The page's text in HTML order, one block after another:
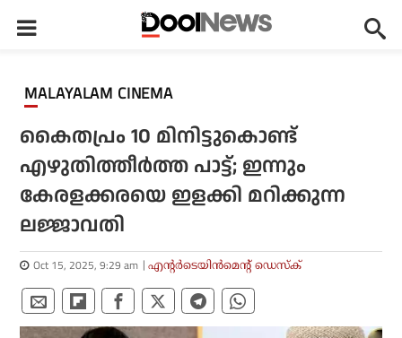
MALAYALAM CINEMA
കൈതപ്രം 10 മിനിട്ടുകൊണ്ട്
എഴുതിത്തീർത്ത പാട്ട്; ഇന്നും
കേരളക്കരയെ ഇളക്കി മറിക്കുന്ന
ലജ്ജാവതി
Oct 15, 2025, 9:29 am എന്റര്‍ടെയിന്‍മെന്റ് ഡെസ്‌ക്